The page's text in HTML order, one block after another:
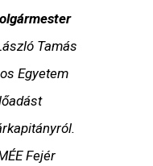
Tamás
Egyetem
Fejér